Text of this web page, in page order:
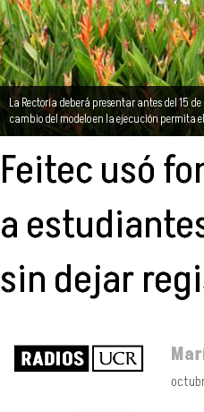
La Rectoría deberá presentar antes del 15
cambio del modelo en la ejecución permita
Feitec usó
a
sin dejar